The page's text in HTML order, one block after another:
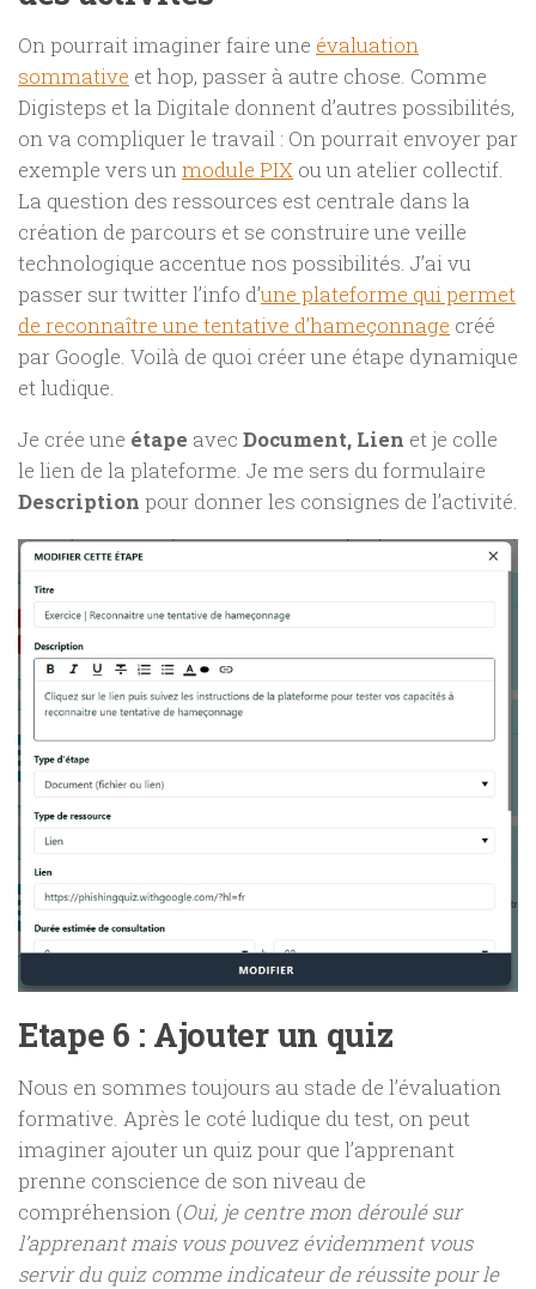
On pourrait imaginer faire une évaluation
sommative et hop, passer à autre chose. Comme
Digisteps et la Digitale donnent d’autres possibilités,
on va compliquer le travail : On pourrait envoyer par
exemple vers unmodule PIX ou un atelier collectif.
La question des ressources est centrale dans la
création de parcours et se construire une veille
technologique accentue nos possibilités. J’ai vu
passer sur twitter l’info d’une plateforme qui permet
de reconnaître une tentative d’hameçonnage créé
par Google. Voilà de quoi créer une étape dynamique
et ludique.
Je crée une étape avec Document, Lien et je colle
le lien de la plateforme. Je me sers du formulaire
Description pour donner les consignes de l’activité.
Etape 6 : Ajouter un quiz
Nous en sommes toujours au stade de l’évaluation
formative. Après le coté ludique du test, on peut
imaginer ajouter un quiz pour que l’apprenant
prenne conscience de son niveau de
compréhension (Oui, je centre mon déroulé sur
l’apprenant mais vous pouvez évidemment vous
servir du quiz comme indicateur de réussite pour le